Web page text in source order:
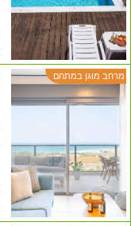
מרחב מוגן במתחם